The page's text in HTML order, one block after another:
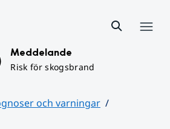
Meddelande
Risk för skogsbrand
och varningar